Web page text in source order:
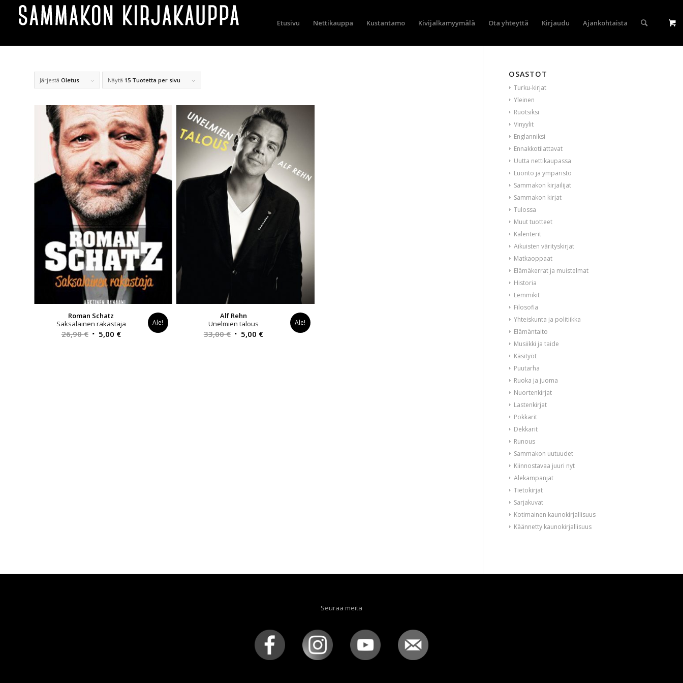
Etusivu Nettikauppa Kustantamo Kivijalkamyymälä Ota yhteyttä Kirjaudu Ajankohtaista
Järjestä Oletus Näytä 15 Tuotetta per sivu
Roman Schatz
Saksalainen rakastaja
26,90€ Alkuperäinen
5,00 €Nykyinen
Ale!
Alf Rehn
Unelmien talous
33,00€ Alkuperäinen
5,00 €Nykyinen
Ale!
OSASTOT
Turku-kirjat
Yleinen
Ruotsiksi
Vinyylit
Englanniksi
Ennakkotilattavat
Uutta nettikaupassa
Luonto ja ympäristö
Sammakon kirjailijat
Sammakon kirjat
Tulossa
Muut tuotteet
Kalenterit
Aikuisten värityskirjat
Matkaoppaat
Elämäkerrat ja muistelmat
Historia
Lemmikit
Filosofia
Yhteiskunta ja politiikka
Elämäntaito
Musiikki ja taide
Käsityöt
Puutarha
Ruoka ja juoma
Nuortenkirjat
Lastenkirjat
Pokkarit
Dekkarit
Runous
Sammakon uutuudet
Kiinnostavaa juuri nyt
Alekampanjat
Tietokirjat
Sarjakuvat
Kotimainen kaunokirjallisuus
Käännetty kaunokirjallisuus
Seuraa meitä